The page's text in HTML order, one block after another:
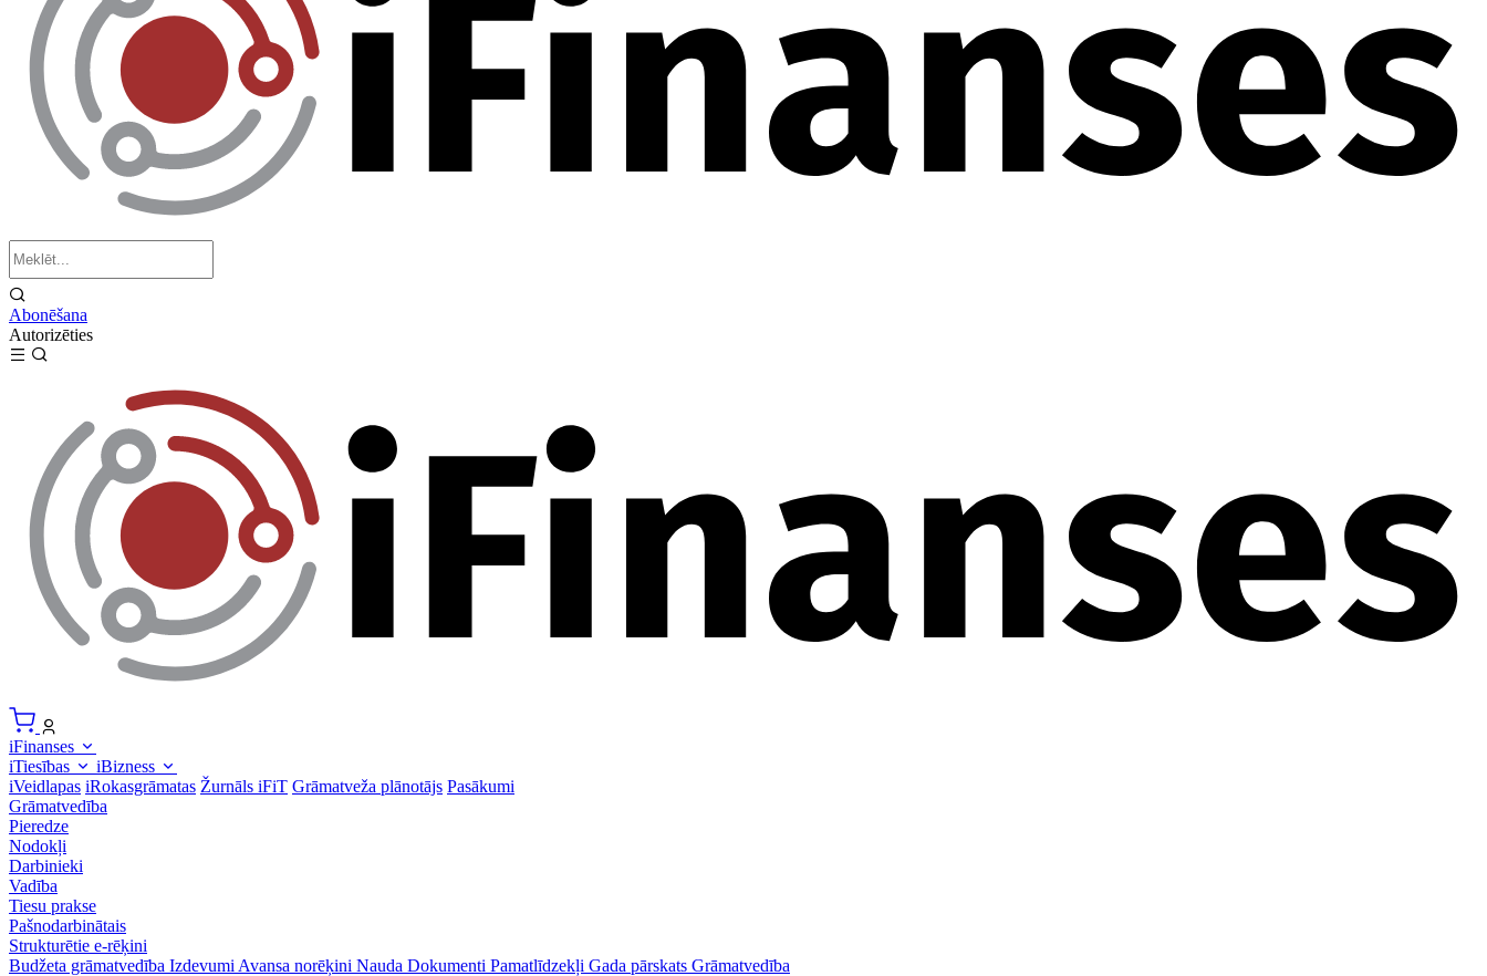
Abonēšana
Autorizēties
iFinanses
iTiesības
iBizness
iVeidlapas iRokasgrāmatas Žurnāls iFiT Grāmatveža plānotājs Pasākumi
Grāmatvedība
Pieredze
Nodokļi
Darbinieki
Vadība
Tiesu prakse
Pašnodarbinātais
Strukturētie e-rēķini
Budžeta grāmatvedība Izdevumi Avansa norēķini Nauda Dokumenti Pamatlīdzekļi Gada pārskats Grāmatvedība